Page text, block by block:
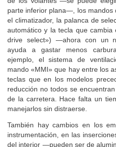
parte inferior plana—, los mandos
el climatizador, la palanca de
automático y la tecla que
drive select») —ahora con un
ayuda a gastar menos
ejemplo, el sistema de
mando «MMI» que hay entre los
teclas que en los modelos
reducción no todos se
de la carretera. Hace falta un
manejarlos sin distraerse.
También hay cambios en los
instrumentación, en las
del interior —pueden ser de